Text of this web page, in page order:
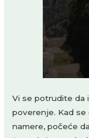
Vi se potrudite da
poverenje. Kad
namere, počeće